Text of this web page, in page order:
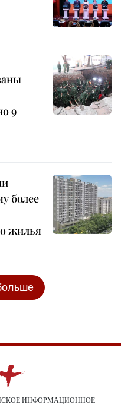
9
более
жилья
ИНФОРМАЦИОННОЕ